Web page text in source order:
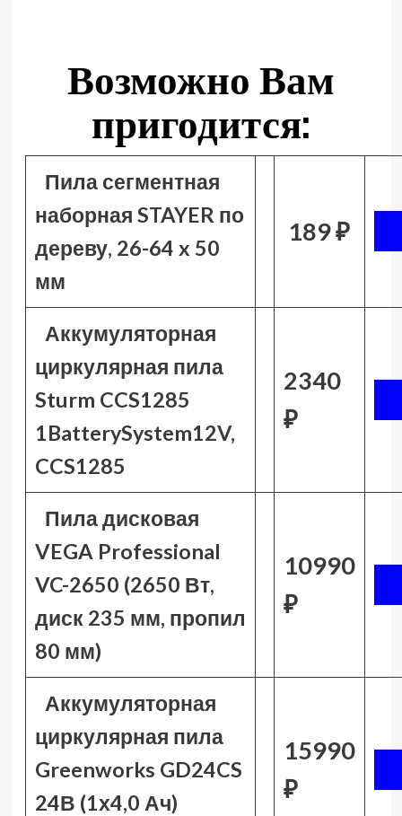
Возможно Вам
пригодится:
Пила сегментная
наборная STAYER по
дереву, 26-64 x 50
мм
189 ₽
Аккумуляторная
циркулярная пила
Sturm CCS1285
1BatterySystem12V,
CCS1285
2340
₽
Пила дисковая
VEGA Professional
VC-2650 (2650 Вт,
диск 235 мм, пропил
80 мм)
10990
₽
Аккумуляторная
циркулярная пила
Greenworks GD24CS
24В (1х4,0 Ач)
15990
₽